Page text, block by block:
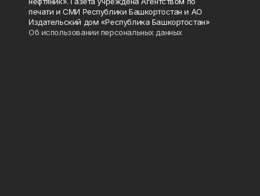
печати и СМИ Республики Башкортостан и АО
Издательский дом «Республика Башкортостан»
Об использовании персональных данных